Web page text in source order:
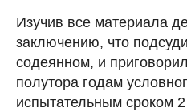
Изучив все материала
заключению, что
содеянном, и
полутора годам
испытательным сроком 2